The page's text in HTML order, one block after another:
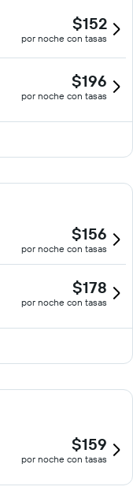
$152
por noche con tasas
$196
por noche con tasas
$156
por noche con tasas
$178
por noche con tasas
$159
por noche con tasas